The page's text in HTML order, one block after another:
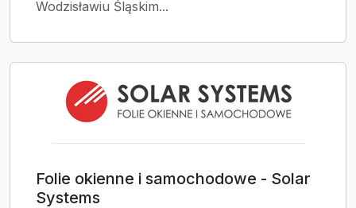
Wodzisławiu Śląskim...
Folie okienne i samochodowe - Solar
Systems